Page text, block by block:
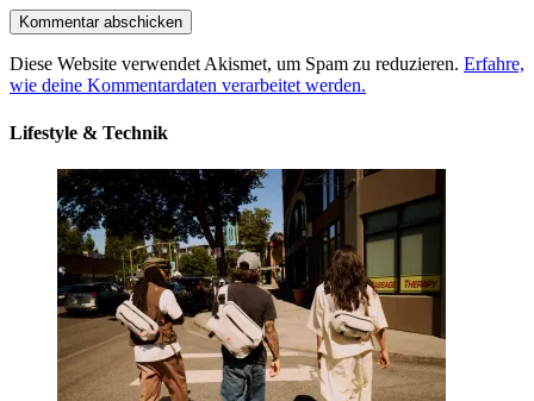
Diese Website verwendet Akismet, um Spam zu reduzieren. Erfahre,
wie deine Kommentardaten verarbeitet werden.
Lifestyle & Technik